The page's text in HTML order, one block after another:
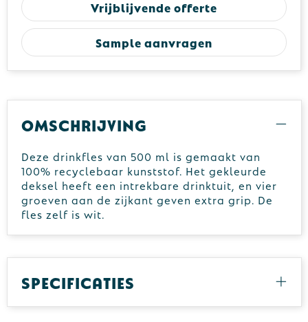
Vrijblijvende offerte
Sample aanvragen
Omschrijving
Deze drinkfles van 500 ml is gemaakt van
100% recyclebaar kunststof. Het gekleurde
deksel heeft een intrekbare drinktuit, en vier
groeven aan de zijkant geven extra grip. De
fles zelf is wit.
Specificaties